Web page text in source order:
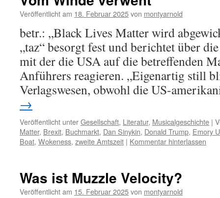
Veröffentlicht am 18. Februar 2025von montyarnold
betr.: „Black Lives Matter wird
„taz“ besorgt fest und berichtet über
mit der die USA auf die betreffenden
Anführers reagieren. „Eigenartig still
Verlagswesen, obwohl die US-
→
Veröffentlicht unterGesellschaft, Literatur, Musicalgeschichte |
Matter, Brexit, Buchmarkt, Dan Sinykin, Donald Trump, Emory
Boat, Wokeness, zweite Amtszeit | Kommentar hinterlassen
Was ist Muzzle Velocity?
Veröffentlicht am 15. Februar 2025von montyarnold